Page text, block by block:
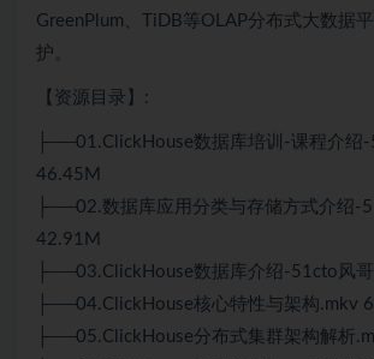
GreenPlum、TiDB等OLAP分布式大数据
护。
【资源目录】:
├──01.ClickHouse数据库培训-课程介绍
46.45M
├──02.数据库应用分类与存储方式介绍-
42.91M
├──03.ClickHouse数据库介绍-51cto风
├──04.ClickHouse核心特性与架构.mkv
├──05.ClickHouse分布式集群架构解析